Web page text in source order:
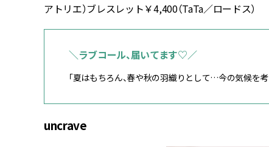
アトリエ）ブレスレット￥4,400（TaTa／ロードス）
＼ラブコール、届いてます♡／
「夏はもちろん、春や秋の羽織りとして…今の気候を考
uncrave